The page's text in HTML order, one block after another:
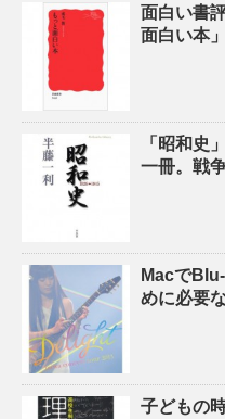
面白い書
面白い本」
「昭和史
一冊。戦
Macで
めに必要
子どもの